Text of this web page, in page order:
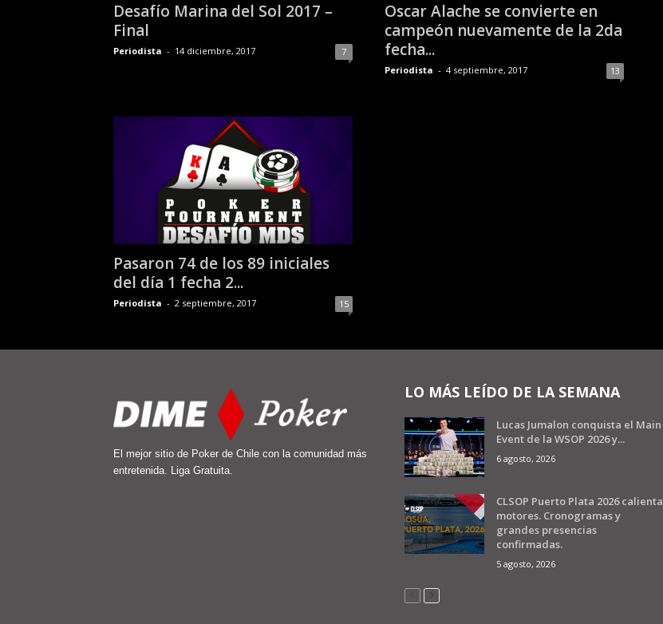
Desafío Marina del Sol 2017 –
Final
Periodista - 14 diciembre, 2017 7
Oscar Alache se convierte en
campeón nuevamente de la 2da
fecha...
Periodista - 4 septiembre, 2017 13
Pasaron 74 de los 89 iniciales
del día 1 fecha 2...
Periodista - 2 septiembre, 2017 15
El mejor sitio de Poker de Chile con la comunidad más
entretenida. Liga Gratuita.
LO MÁS LEÍDO DE LA SEMANA
Lucas Jumalon conquista el Main
Event de la WSOP 2026 y...
6 agosto, 2026
CLSOP Puerto Plata 2026 calienta
motores. Cronogramas y
grandes presencias
confirmadas.
5 agosto, 2026